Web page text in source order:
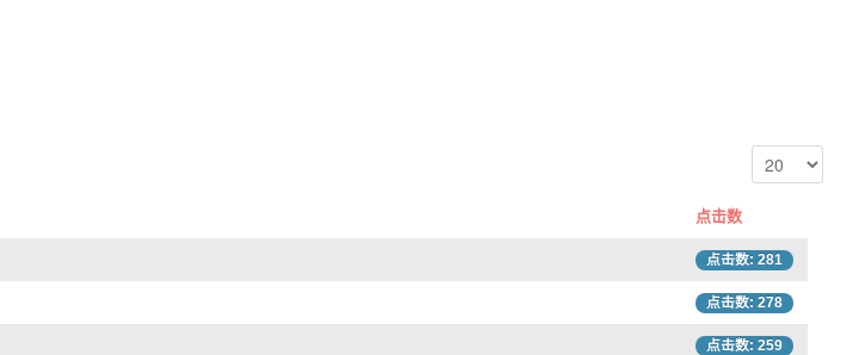
点击数
点击数: 281
点击数: 278
点击数: 259